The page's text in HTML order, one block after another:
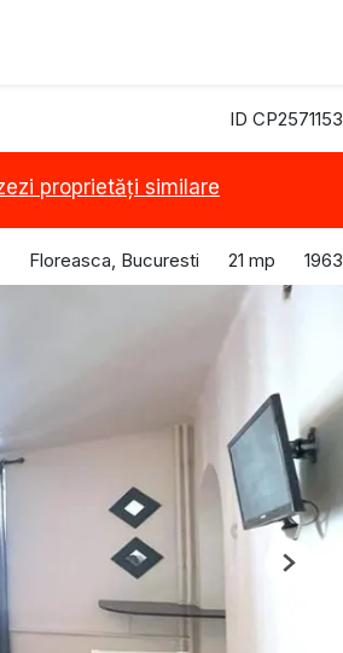
ID CP2571153
proprietăți similare
Floreasca, Bucuresti 21 mp 1963
Next